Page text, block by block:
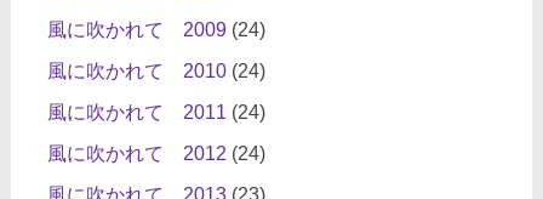
風に吹かれて 2009(24)
風に吹かれて 2010(24)
風に吹かれて 2011 (24)
風に吹かれて 2012 (24)
風に吹かれて 2013(23)